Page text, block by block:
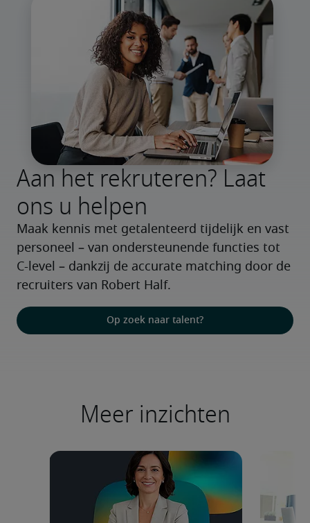
Aan het rekruteren? Laat
ons u helpen
Maak kennis met getalenteerd tijdelijk en vast
personeel – van ondersteunende functies tot
C-level – dankzij de accurate matching door de
recruiters van Robert Half.
Op zoek naar talent?
Meer inzichten